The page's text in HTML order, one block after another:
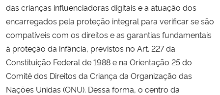
Controladoria-Geral da União
Ministério da Mulher, da Família e dos Direitos Humanos
Secretaria-Geral
das crianças influenciadoras digitais e a atuação dos
encarregados pela proteção integral para verificar se são
compatíveis com os direitos e as garantias fundamentais
à proteção da infância, previstos no Art. 227 da
Constituição Federal de 1988 e na Orientação 25 do
Comitê dos Direitos da Criança da Organização das
Nações Unidas (ONU). Dessa forma, o centro da